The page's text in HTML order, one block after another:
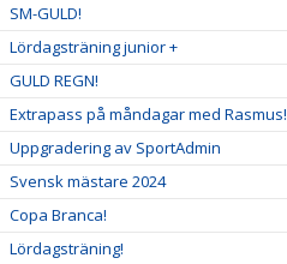
SM-GULD!
Lördagsträning junior +
GULD REGN!
Extrapass på måndagar med Rasmus!
Uppgradering av SportAdmin
Svensk mästare 2024
Copa Branca!
Lördagsträning!